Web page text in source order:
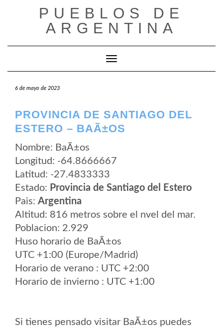
PUEBLOS DE
ARGENTINA
Cambiar modo de navegación
6 de mayo de 2023
PROVINCIA DE SANTIAGO DEL
ESTERO – BAÃ±OS
Nombre: BaÃ±os
Longitud: -64.8666667
Latitud: -27.4833333
Estado: Provincia de Santiago del Estero
Pais: Argentina
Altitud: 816 metros sobre el nvel del mar.
Poblacion: 2.929
Huso horario de BaÃ±os
UTC +1:00 (Europe/Madrid)
Horario de verano : UTC +2:00
Horario de invierno : UTC +1:00
Si tienes pensado visitar BaÃ±os puedes